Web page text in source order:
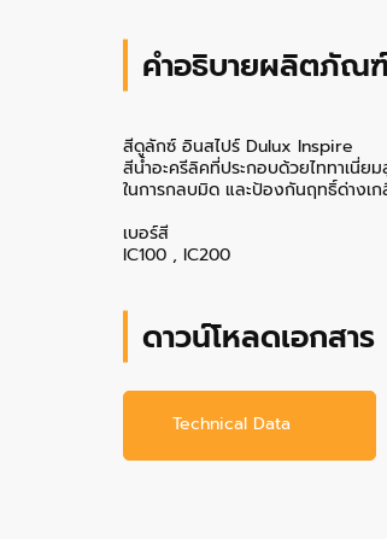
คำอธิบายผลิตภัณ
สีดูลักซ์ อินสไปร์ Dulux Inspire
สีน้ำอะครีลิคที่ประกอบด้วยไททาเนี่
ในการกลบมิด และป้องกันฤทธิ์ด่างเ
เบอร์สี
IC100 , IC200
ดาวน์โหลดเอกสาร
Technical Data